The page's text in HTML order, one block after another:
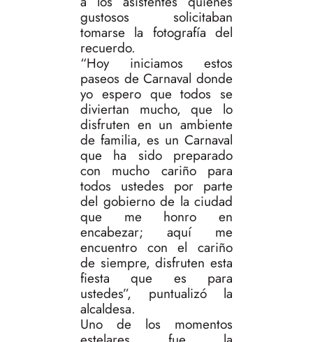
gustosos solicitaban
tomarse la fotografía del
recuerdo.
“Hoy iniciamos estos
paseos de Carnaval donde
yo espero que todos se
diviertan mucho, que lo
disfruten en un ambiente
de familia, es un Carnaval
que ha sido preparado
con mucho cariño para
todos ustedes por parte
del gobierno de la ciudad
que me honro en
encabezar; aquí me
encuentro con el cariño
de siempre, disfruten esta
fiesta que es para
ustedes”, puntualizó la
alcaldesa.
Uno de los momentos